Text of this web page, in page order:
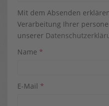
Mit dem Absenden
Verarbeitung Ihrer
unserer
Name *
E-Mail *